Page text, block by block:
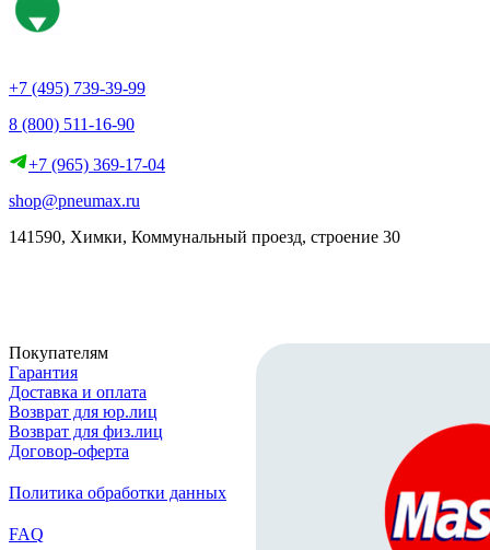
+7 (495) 739-39-99
8 (800) 511-16-90
+7 (965) 369-17-04
shop@pneumax.ru
141590, Химки, Коммунальный проезд, строение 30
Покупателям
Гарантия
Доставка и оплата
Возврат для юр.лиц
Возврат для физ.лиц
Договор-оферта
Политика обработки данных
FAQ